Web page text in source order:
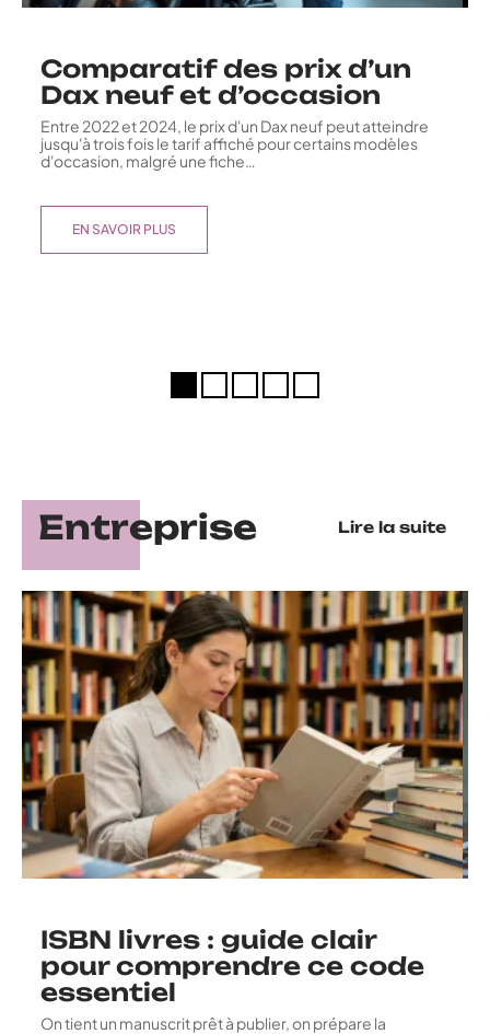
Comparatif des prix d’un
Dax neuf et d’occasion
Entre 2022 et 2024, le prix d'un Dax neuf peut atteindre
jusqu'à trois fois le tarif affiché pour certains modèles
d'occasion, malgré une fiche…
EN SAVOIR PLUS
Entreprise Lire la suite
ISBN livres : guide clair
pour comprendre ce code
essentiel
On tient un manuscrit prêt à publier, on prépare la